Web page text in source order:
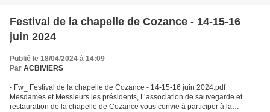
Festival de la chapelle de Cozance - 14-15-16
juin 2024
Publié le 18/04/2024 à 14:09
Par ACBIVIERS
- Fw_ Festival de la chapelle de Cozance - 14-15-16 juin 2024.pdf
Mesdames et Messieurs les présidents, L’association de sauvegarde et
restauration de la chapelle de Cozance vous convie à participer à la